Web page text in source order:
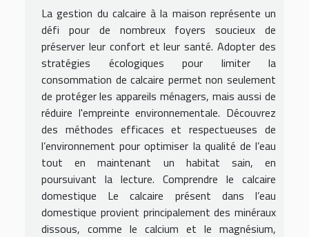
La gestion du calcaire à la maison représente un
défi pour de nombreux foyers soucieux de
préserver leur confort et leur santé. Adopter des
stratégies écologiques pour limiter la
consommation de calcaire permet non seulement
de protéger les appareils ménagers, mais aussi de
réduire l'empreinte environnementale. Découvrez
des méthodes efficaces et respectueuses de
l’environnement pour optimiser la qualité de l’eau
tout en maintenant un habitat sain, en
poursuivant la lecture. Comprendre le calcaire
domestique Le calcaire présent dans l’eau
domestique provient principalement des minéraux
dissous, comme le calcium et le magnésium,